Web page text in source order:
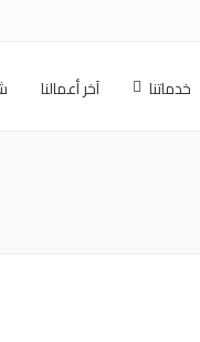
خدماتنا آخر أعمالنا